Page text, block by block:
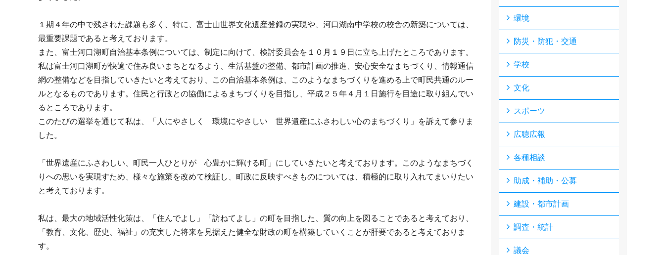
１期４年の中で残された課題も多く、特に、富士山世界文化遺産登録の実現や、河口湖南中学校の校舎の新築については、
最重要課題であると考えております。
また、富士河口湖町自治基本条例については、制定に向けて、検討委員会を１０月１９日に立ち上げたところであります。
私は富士河口湖町が快適で住み良いまちとなるよう、生活基盤の整備、都市計画の推進、安心安全なまちづくり、情報通信
網の整備などを目指していきたいと考えており、この自治基本条例は、このようなまちづくりを進める上で町民共通のルー
ルとなるものであります。住民と行政との協働によるまちづくりを目指し、平成２５年４月１日施行を目途に取り組んでい
るところであります。
このたびの選挙を通じて私は、「人にやさしく 環境にやさしい 世界遺産にふさわしい心のまちづくり」を訴えて参りま
した。
「世界遺産にふさわしい、町民一人ひとりが 心豊かに輝ける町」にしていきたいと考えております。このようなまちづく
りへの思いを実現すため、様々な施策を改めて検証し、町政に反映すべきものについては、積極的に取り入れてまいりたい
と考えております。
私は、最大の地域活性化策は、「住んでよし」「訪ねてよし」の町を目指した、質の向上を図ることであると考えており、
「教育、文化、歴史、福祉」の充実した将来を見据えた健全な財政の町を構築していくことが肝要であると考えておりま
す。
環境
防災・防犯・交通
学校
文化
スポーツ
広聴広報
各種相談
助成・補助・公募
建設・都市計画
調査・統計
議会